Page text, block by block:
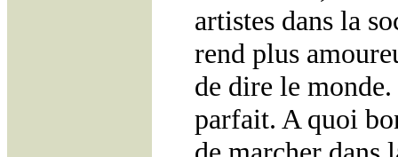
artistes dans la
rend plus
de dire le
parfait. A quoi